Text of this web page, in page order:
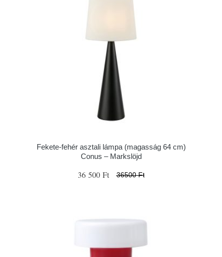
Fekete-fehér asztali lámpa (magasság 64 cm)
Conus – Markslöjd
36 500 Ft 36500 Ft